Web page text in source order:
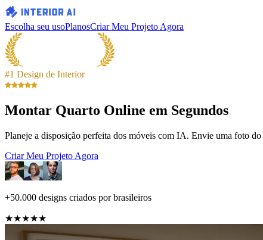
Escolha seu usoPlanosCriar Meu Projeto Agora
#1 Design de Interior
Montar Quarto Online em Segundos
Planeje a disposição perfeita dos móveis com IA. Envie uma foto
Criar Meu Projeto Agora
+50.000 designs criados por brasileiros
★★★★★